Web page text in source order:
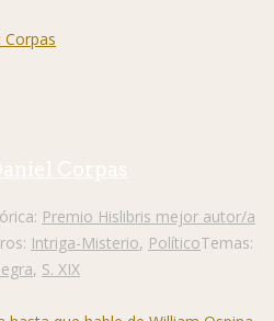
Corpas
Premio Hislibris mejor autor/a
Intriga-Misterio, PolíticoTemas:
, S. XIX